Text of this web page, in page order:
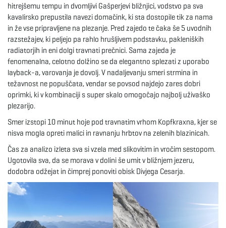
hitrejšemu tempu in dvomljivi Gašperjevi bližnjici, vodstvo pa sva
kavalirsko prepustila navezi domačink, ki sta dostopile tik za nama
in že vse pripravljene na plezanje. Pred zajedo te čaka še 5 uvodnih
razstežajev, ki peljejo pa rahlo hrušljivem podstavku, pakleniških
radiatorjih in eni dolgi travnati prečnici. Sama zajeda je
fenomenalna, celotno dolžino se da elegantno splezati z uporabo
layback-a, varovanja je dovolj. V nadaljevanju smeri strmina in
težavnost ne popuščata, vendar se povsod najdejo zares dobri
oprimki, ki v kombinaciji s super skalo omogočajo najbolj uživaško
plezarijo.
Smer izstopi 10 minut hoje pod travnatim vrhom Kopfkraxna, kjer se
nisva mogla opreti malici in ravnanju hrbtov na zelenih blazinicah.
Čas za analizo izleta sva si vzela med slikovitim in vročim sestopom.
Ugotovila sva, da se morava v dolini še umit v bližnjem jezeru,
dodobra odžejat in čimprej ponoviti obisk Divjega Cesarja.